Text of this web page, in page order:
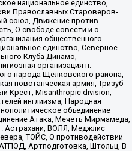
национальное единство,
Православных Староверов-
союз, Движение против
О свободе совести и о
общественного
единство, Северное
Клуба Динамо,
организация п.
народа Щелковского района,
повстанческая армия, Тризуб
Крест, Misanthropic division,
инглиизма, Народная
объединение
Атака, Мечеть Мирмамеда,
Астрахани, ВОЛЯ, Меджлис
ТОЙС, О противодействии
Артподготовка, Штольц, В